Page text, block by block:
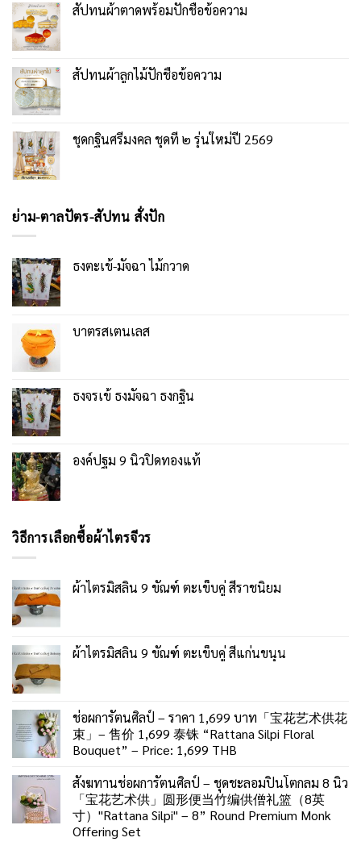
สัปทนผ้าตาดพร้อมปักชื่อข้อความ
สัปทนผ้าลูกไม้ปักชื่อข้อความ
ชุดกฐินศรีมงคล ชุดที่ ๒ รุ่นใหม่ปี 2569
ย่าม-ตาลปัตร-สัปทน สั่งปัก
ธงตะเข้-มัจฉา ไม้กวาด
บาตรสเตนเลส
ธงจรเข้ ธงมัจฉา ธงกฐิน
องค์ปฐม 9 นิ้วปิดทองแท้
วิธีการเลือกซื้อผ้าไตรจีวร
ผ้าไตรมิสลิน 9 ขัณฑ์ ตะเข็บคู่ สีราชนิยม
ผ้าไตรมิสลิน 9 ขัณฑ์ ตะเข็บคู่ สีแก่นขนุน
ช่อผการัตนศิลป์ – ราคา 1,699 บาท「宝花艺术供花
束」– 售价 1,699 泰铢 “Rattana Silpi Floral
Bouquet” – Price: 1,699 THB
สังฆทานช่อผการัตนศิลป์ – ชุดชะลอมปิ่นโตกลม 8 นิ้ว
「宝花艺术供」圆形便当竹编供僧礼篮（8英
寸）"Rattana Silpi" – 8” Round Premium Monk
Offering Set